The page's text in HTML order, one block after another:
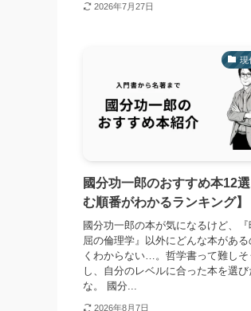
2026年7月27日
現
國分功一郎のおすすめ本12
む順番がわかるランキング】
國分功一郎の本が気になるけど、『
屈の倫理学』以外にどんな本がある
くわからない…。哲学書って難しそ
し、自分のレベルに合った本を選び
な。 國分...
2026年8月7日